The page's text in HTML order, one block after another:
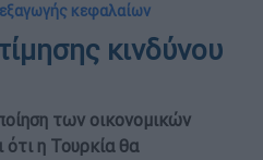
κεφαλαίων
κινδύνου
των οικονομικών
η Τουρκία θα